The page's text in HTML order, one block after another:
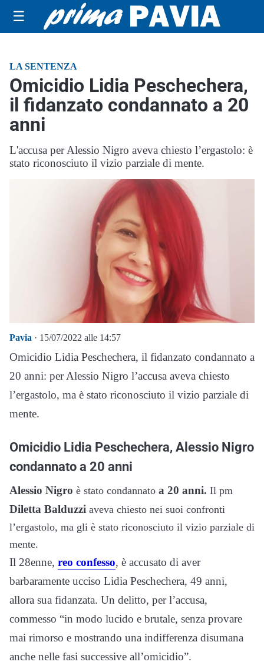
☰
LA SENTENZA
Omicidio Lidia Peschechera,
il fidanzato condannato a 20
anni
L'accusa per Alessio Nigro aveva chiesto l’ergastolo: è
stato riconosciuto il vizio parziale di mente.
Pavia · 15/07/2022 alle 14:57
Omicidio Lidia Peschechera, il fidanzato condannato a
20 anni: per Alessio Nigro l’accusa aveva chiesto
l’ergastolo, ma è stato riconosciuto il vizio parziale di
mente.
Omicidio Lidia Peschechera, Alessio Nigro
condannato a 20 anni
Alessio Nigro è stato condannato a 20 anni. Il pm
Diletta Balduzzi aveva chiesto nei suoi confronti
l’ergastolo, ma gli è stato riconosciuto il vizio parziale di
mente.
Il 28enne, reo confesso, è accusato di aver
barbaramente ucciso Lidia Peschechera, 49 anni,
allora sua fidanzata. Un delitto, per l’accusa,
commesso “in modo lucido e brutale, senza provare
mai rimorso e mostrando una indifferenza disumana
anche nelle fasi successive all’omicidio”.